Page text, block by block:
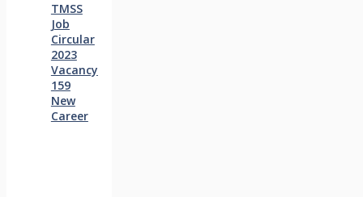
TMSS
Job
Circular
2023
Vacancy
159
New
Career